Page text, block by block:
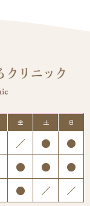
金 土 日
／ ● ●
● ● ●
● ／ ／